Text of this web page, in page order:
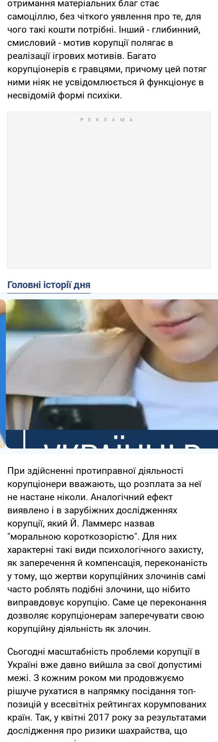
отримання матеріальних благ стає
самоціллю, без чіткого уявлення про те, для
чого такі кошти потрібні. Інший - глибинний,
смисловий - мотив корупції полягає в
реалізації ігрових мотивів. Багато
корупціонерів є гравцями, причому цей потяг
ними ніяк не усвідомлюється й функціонує в
несвідомій формі психіки.
Головні історії дня
При здійсненні протиправної діяльності
корупціонери вважають, що розплата за неї
не настане ніколи. Аналогічний ефект
виявлено і в зарубіжних дослідженнях
корупції, який Й. Ламмерс назвав
"моральною короткозорістю". Для них
характерні такі види психологічного захисту,
як заперечення й компенсація, переконаність
у тому, що жертви корупційних злочинів самі
часто роблять подібні злочини, що нібито
виправдовує корупцію. Саме це переконання
дозволяє корупціонерам заперечувати свою
корупційну діяльність як злочин.
Сьогодні масштабність проблеми корупції в
Україні вже давно вийшла за свої допустимі
межі. З кожним роком ми продовжуємо
рішуче рухатися в напрямку посідання топ-
позицій у всесвітніх рейтингах корумпованих
країн. Так, у квітні 2017 року за результатами
дослідження про ризики шахрайства, що